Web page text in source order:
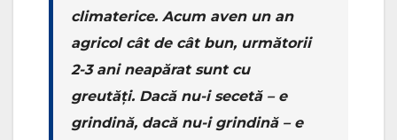
climaterice. Acum aven un an
agricol cât de cât bun, următorii
2-3 ani neapărat sunt cu
greutăți. Dacă nu-i secetă – e
grindină, dacă nu-i grindină – e